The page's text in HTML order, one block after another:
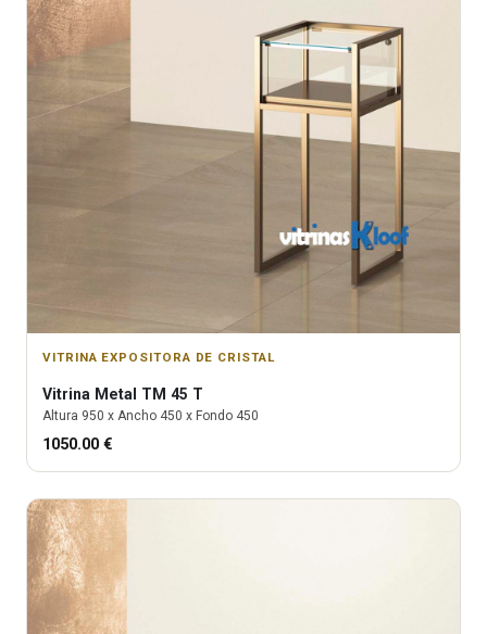
VITRINA EXPOSITORA DE CRISTAL
Vitrina Metal TM 45 T
Altura 950 x Ancho 450 x Fondo 450
1050.00 €